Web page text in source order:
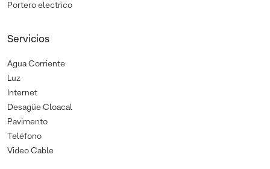
Portero electrico
Servicios
Agua Corriente
Luz
Internet
Desagüe Cloacal
Pavimento
Teléfono
Video Cable